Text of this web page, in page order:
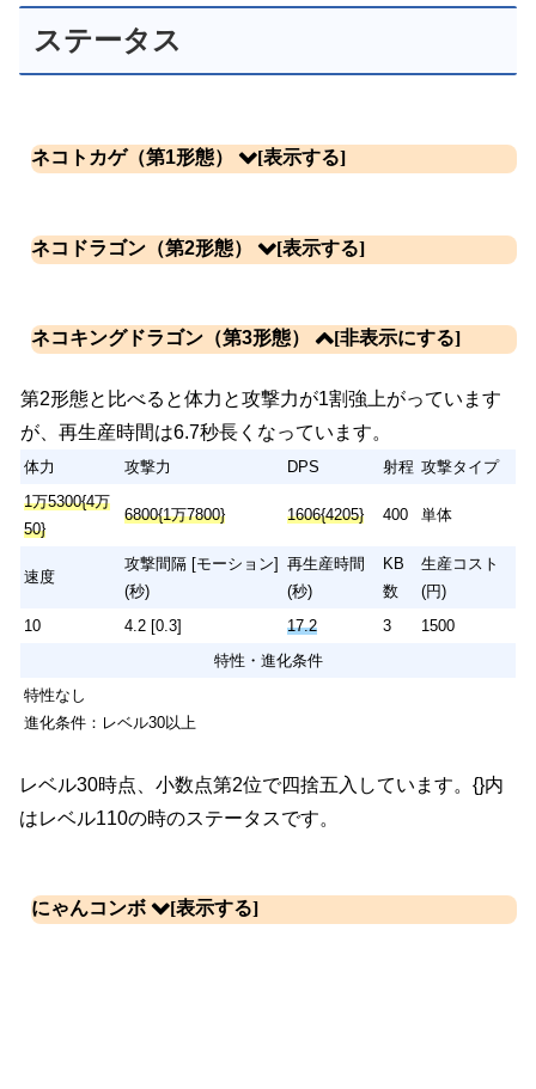
ステータス
ネコトカゲ（第1形態）
速度
攻撃間隔 [モーショ
再生産時間
KB
生産コスト
10
4.3 [0.3] 10.5 3
1500
特性・入手方法
特性なし
入手方法：日本編第1章「京都」クリア
ネコドラゴン（第2形態）
体力 攻撃力 DPS
程
攻撃タイプ
1万3600{3万
5600}
速度
ン](秒)
(秒)
(円)
4.2[0.3] 10.5 3
1500
特性なし
ネコキングドラゴン（第3形態）
第2形態と比べると体力と攻撃力が1割強上がっています
が、再生産時間は6.7秒長くなっています。
体力 攻撃力 DPS 射程 攻撃タイプ
1万5300{4万
50}
6800{1万7800} 1606{4205} 400 単体
速度
攻撃間隔 [モーション]
(秒)
再生産時間
(秒)
KB
数
生産コスト
(円)
10
4.2 [0.3] 17.2 3
1500
特性・進化条件
特性なし
進化条件：レベル30以上
レベル30時点、小数点第2位で四捨五入しています。{}内
はレベル110の時のステータスです。
にゃんコンボ